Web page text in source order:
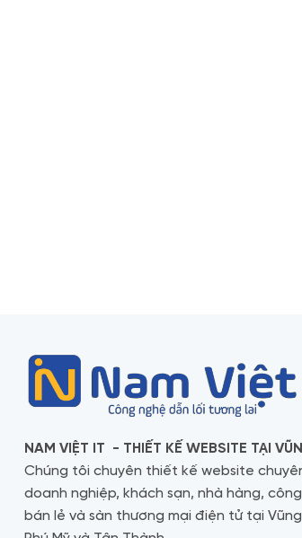
NAM VIỆT IT - THIẾT KẾ WEBSITE TẠI
Chúng tôi chuyên thiết kế website
doanh nghiệp, khách sạn, nhà hàng,
bán lẻ và sàn thương mại điện tử tại Vũng